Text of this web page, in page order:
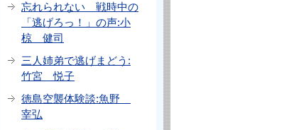
忘れられない 戦時中の
「逃げろっ！」の声:小
椋 健司
三人姉弟で逃げまどう:
竹宮 悦子
徳島空襲体験談:魚野
宰弘